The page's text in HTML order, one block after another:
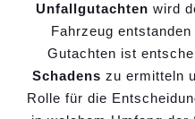
Unfallgutachten wird
Fahrzeug
Gutachten ist
Schadens zu ermitteln
Rolle für die